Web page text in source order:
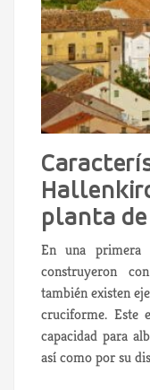
planta
En una primera
construyeron
también existen
cruciforme. Este
capacidad para
así como por su